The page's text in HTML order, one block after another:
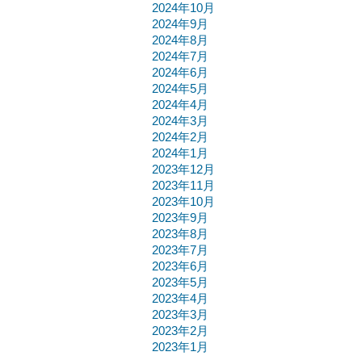
2024年10月
2024年9月
2024年8月
2024年7月
2024年6月
2024年5月
2024年4月
2024年3月
2024年2月
2024年1月
2023年12月
2023年11月
2023年10月
2023年9月
2023年8月
2023年7月
2023年6月
2023年5月
2023年4月
2023年3月
2023年2月
2023年1月